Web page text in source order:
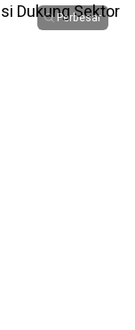
Perbesar